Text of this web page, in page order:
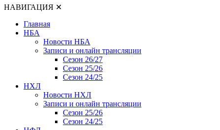
НАВИГАЦИЯ ✕
Главная
НБА
Новости НБА
Записи и онлайн трансляции
Сезон 26/27
Сезон 25/26
Сезон 24/25
НХЛ
Новости НХЛ
Записи и онлайн трансляции
Сезон 25/26
Сезон 24/25